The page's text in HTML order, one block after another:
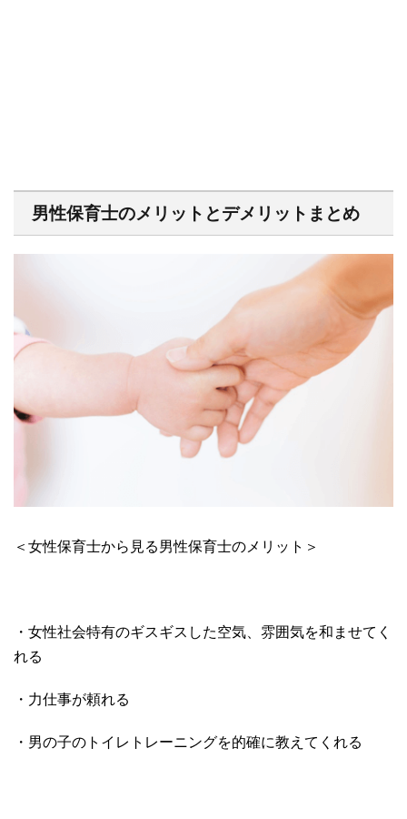
男性保育士のメリットとデメリットまとめ
＜女性保育士から見る男性保育士のメリット＞
・女性社会特有のギスギスした空気、雰囲気を和ませてく
れる
・力仕事が頼れる
・男の子のトイレトレーニングを的確に教えてくれる